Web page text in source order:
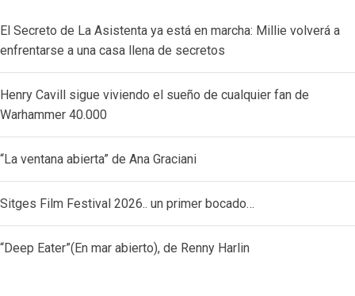
El Secreto de La Asistenta ya está en marcha: Millie volverá a
enfrentarse a una casa llena de secretos
Henry Cavill sigue viviendo el sueño de cualquier fan de
Warhammer 40.000
“La ventana abierta” de Ana Graciani
Sitges Film Festival 2026.. un primer bocado…
“Deep Eater”(En mar abierto), de Renny Harlin